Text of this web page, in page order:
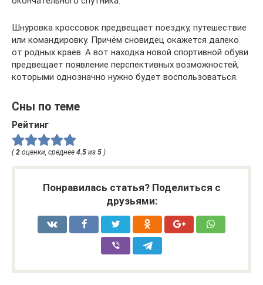
Шнуровка кроссовок предвещает поездку, путешествие
или командировку. Причём сновидец окажется далеко
от родных краёв. А вот находка новой спортивной обуви
предвещает появление перспективных возможностей,
которыми однозначно нужно будет воспользоваться.
Сны по теме
Рейтинг
( 2 оценки, среднее 4.5 из 5 )
Понравилась статья? Поделиться с
друзьями: